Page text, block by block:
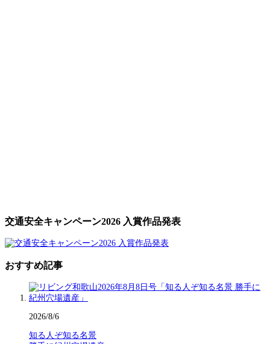
交通安全キャンペーン2026 入賞作品発表
おすすめ記事
2026/8/6
知る人ぞ知る名景